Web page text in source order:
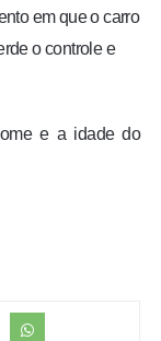
em que o carro
o controle e
e a idade do